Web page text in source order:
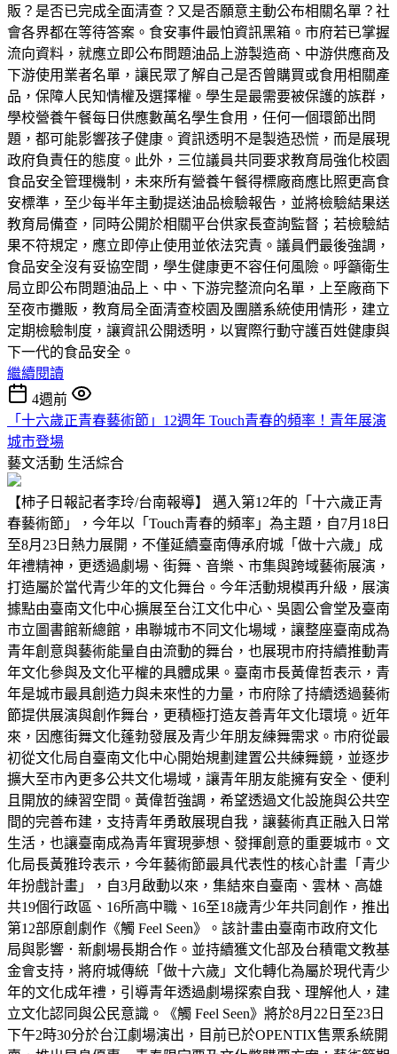
販？是否已完成全面清查？又是否願意主動公布相關名單？社
會各界都在等待答案。食安事件最怕資訊黑箱。市府若已掌握
流向資料，就應立即公布問題油品上游製造商、中游供應商及
下游使用業者名單，讓民眾了解自己是否曾購買或食用相關產
品，保障人民知情權及選擇權。學生是最需要被保護的族群，
學校營養午餐每日供應數萬名學生食用，任何一個環節出問
題，都可能影響孩子健康。資訊透明不是製造恐慌，而是展現
政府負責任的態度。此外，三位議員共同要求教育局強化校園
食品安全管理機制，未來所有營養午餐得標廠商應比照更高食
安標準，至少每半年主動提送油品檢驗報告，並將檢驗結果送
教育局備查，同時公開於相關平台供家長查詢監督；若檢驗結
果不符規定，應立即停止使用並依法究責。議員們最後強調，
食品安全沒有妥協空間，學生健康更不容任何風險。呼籲衛生
局立即公布問題油品上、中、下游完整流向名單，上至廠商下
至夜市攤販，教育局全面清查校園及團膳系統使用情形，建立
定期檢驗制度，讓資訊公開透明，以實際行動守護百姓健康與
下一代的食品安全。
繼續閱讀
4週前
「十六歲正青春藝術節」12週年 Touch青春的頻率！青年展演
城市登場
藝文活動 生活綜合
【柿子日報記者李玲/台南報導】 邁入第12年的「十六歲正青
春藝術節」，今年以「Touch青春的頻率」為主題，自7月18日
至8月23日熱力展開，不僅延續臺南傳承府城「做十六歲」成
年禮精神，更透過劇場、街舞、音樂、市集與跨域藝術展演，
打造屬於當代青少年的文化舞台。今年活動規模再升級，展演
據點由臺南文化中心擴展至台江文化中心、吳園公會堂及臺南
市立圖書館新總館，串聯城市不同文化場域，讓整座臺南成為
青年創意與藝術能量自由流動的舞台，也展現市府持續推動青
年文化參與及文化平權的具體成果。臺南市長黃偉哲表示，青
年是城市最具創造力與未來性的力量，市府除了持續透過藝術
節提供展演與創作舞台，更積極打造友善青年文化環境。近年
來，因應街舞文化蓬勃發展及青少年朋友練舞需求。市府從最
初從文化局自臺南文化中心開始規劃建置公共練舞鏡，並逐步
擴大至市內更多公共文化場域，讓青年朋友能擁有安全、便利
且開放的練習空間。黃偉哲強調，希望透過文化設施與公共空
間的完善布建，支持青年勇敢展現自我，讓藝術真正融入日常
生活，也讓臺南成為青年實現夢想、發揮創意的重要城市。文
化局長黃雅玲表示，今年藝術節最具代表性的核心計畫「青少
年扮戲計畫」，自3月啟動以來，集結來自臺南、雲林、高雄
共19個行政區、16所高中職、16至18歲青少年共同創作，推出
第12部原創劇作《觸 Feel Seen》。該計畫由臺南市政府文化
局與影響．新劇場長期合作。並持續獲文化部及台積電文教基
金會支持，將府城傳統「做十六歲」文化轉化為屬於現代青少
年的文化成年禮，引導青年透過劇場探索自我、理解他人，建
立文化認同與公民意識。《觸 Feel Seen》將於8月22日至23日
下午2時30分於台江劇場演出，目前已於OPENTIX售票系統開